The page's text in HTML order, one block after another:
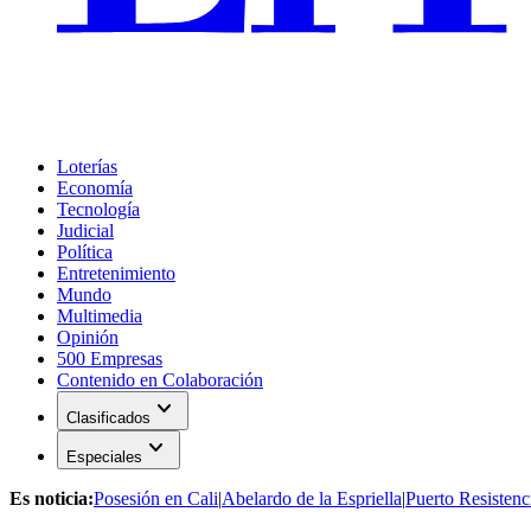
Loterías
Economía
Tecnología
Judicial
Política
Entretenimiento
Mundo
Multimedia
Opinión
500 Empresas
Contenido en Colaboración
Clasificados expand_more
Especiales expand_more
Es noticia:Posesión en Cali|Abelardo de la Espriella|Puerto